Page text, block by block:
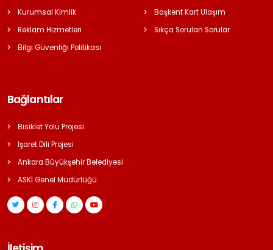
Kurumsal Kimlik
Reklam Hizmetleri
Bilgi Güvenliği Politikası
Başkent Kart Ulaşım
Sıkça Sorulan Sorular
Bağlantılar
Bisiklet Yolu Projesi
İşaret Dili Projesi
Ankara Büyükşehir Belediyesi
ASKİ Genel Müdürlüğü